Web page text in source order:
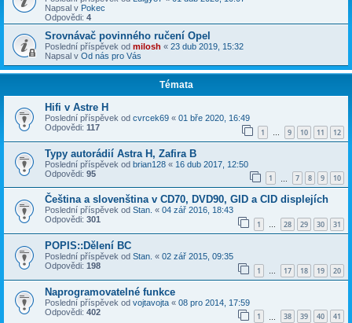
Napsal v Pokec
Odpovědi: 4
Srovnávač povinného ručení Opel
Poslední příspěvek od milosh « 23 dub 2019, 15:32
Napsal v Od nás pro Vás
Témata
Hifi v Astre H
Poslední příspěvek od cvrcek69 « 01 bře 2020, 16:49
Odpovědi: 117 1 … 9 10 11 12
Typy autorádií Astra H, Zafira B
Poslední příspěvek od brian128 « 16 dub 2017, 12:50
Odpovědi: 95 1 7 8 9 10
Čeština a slovenština v CD70, DVD90, GID a CID displejích
Poslední příspěvek od Stan. « 04 zář 2016, 18:43
Odpovědi: 301 1 … 28 29 30 31
POPIS::Dělení BC
Poslední příspěvek od Stan. « 02 zář 2015, 09:35
Odpovědi: 198 1 … 17 18 19 20
Naprogramovatelné funkce
Poslední příspěvek od vojtavojta « 08 pro 2014, 17:59
Odpovědi: 402 1 38 39 40 41